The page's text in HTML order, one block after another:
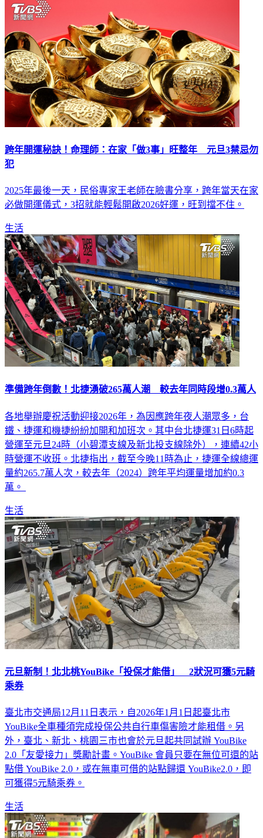
跨年開運秘訣！命理師：在家「做3事」旺整年 元旦3禁忌勿
犯
2025年最後一天，民俗專家王老師在臉書分享，跨年當天在家
必做開運儀式，3招就能輕鬆開啟2026好運，旺到擋不住。
生活
準備跨年倒數！北捷湧破265萬人潮 較去年同時段增0.3萬人
各地舉辦慶祝活動迎接2026年，為因應跨年夜人潮眾多，台
鐵、捷運和機捷紛紛加開和加班次。其中台北捷運31日6時起
營運至元旦24時（小碧潭支線及新北投支線除外），連續42小
時營運不收班。北捷指出，截至今晚11時為止，捷運全線總運
量約265.7萬人次，較去年（2024）跨年平均運量增加約0.3
萬。
生活
元旦新制！北北桃YouBike「投保才能借」 2狀況可獲5元騎
乘券
臺北市交通局12月11日表示，自2026年1月1日起臺北市
YouBike全車種須完成投保公共自行車傷害險才能租借。另
外，臺北、新北、桃園三市也會於元旦起共同試辦 YouBike
2.0「友愛接力」獎勵計畫。YouBike 會員只要在無位可還的站
點借 YouBike 2.0，或在無車可借的站點歸還 YouBike2.0，即
可獲得5元騎乘券。
生活